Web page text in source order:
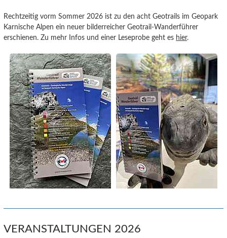
Rechtzeitig vorm Sommer 2026 ist zu den acht Geotrails im Geopark
Karnische Alpen ein neuer bilderreicher Geotrail-Wanderführer
erschienen. Zu mehr Infos und einer Leseprobe geht es hier.
VERANSTALTUNGEN 2026